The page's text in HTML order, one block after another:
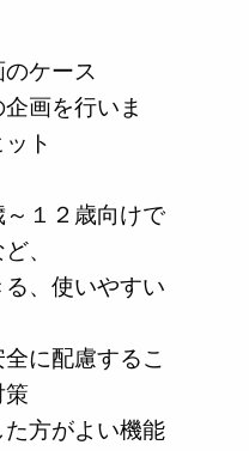
ケース
企画を行いま
ト
～１２歳向けで
、
、使いやすい
全に配慮するこ
策
方がよい機能